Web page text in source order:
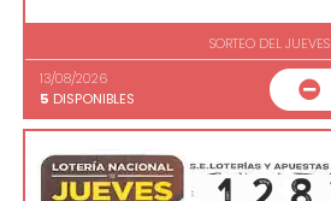
SORTEO DEL JUEVES
13/08/2026
5 DISPONIBLES